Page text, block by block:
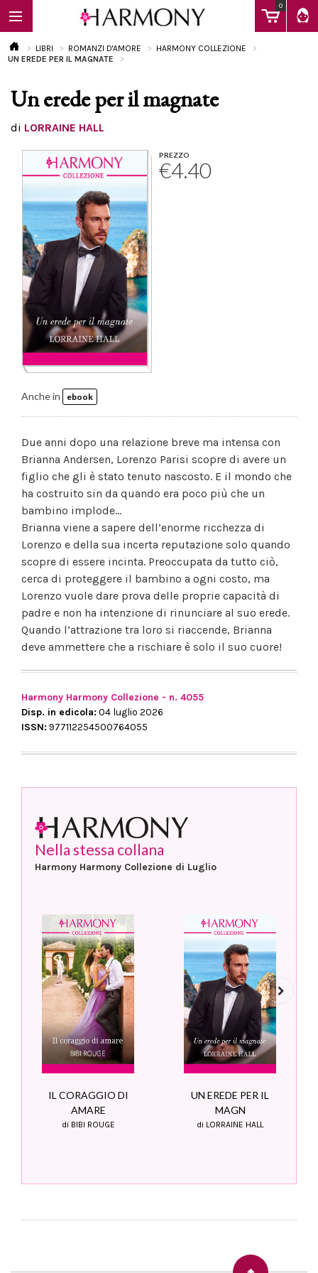
0
EBOOK
FAQ
LIBRI ROMANZI D'AMORE
HARMONY COLLEZIONE
UN EREDE PER IL MAGNATE
Un erede per il magnate
di LORRAINE HALL
PREZZO
€4.40
Anche in ebook
Due anni dopo una relazione breve ma intensa con
Brianna Andersen, Lorenzo Parisi scopre di avere un
figlio che gli è stato tenuto nascosto. E il mondo che
ha costruito sin da quando era poco più che un
bambino implode…
Brianna viene a sapere dell’enorme ricchezza di
Lorenzo e della sua incerta reputazione solo quando
scopre di essere incinta. Preoccupata da tutto ciò,
cerca di proteggere il bambino a ogni costo, ma
Lorenzo vuole dare prova delle proprie capacità di
padre e non ha intenzione di rinunciare al suo erede.
Quando l’attrazione tra loro si riaccende, Brianna
deve ammettere che a rischiare è solo il suo cuore!
Harmony Harmony Collezione - n. 4055
Disp. in edicola: 04 luglio 2026
ISSN: 977112254500764055
Nella stessa collana
Harmony Harmony Collezione di Luglio
IL CORAGGIO DI
AMARE
di BIBI ROUGE
UN EREDE PER IL
MAGN
di LORRAINE HALL
Next